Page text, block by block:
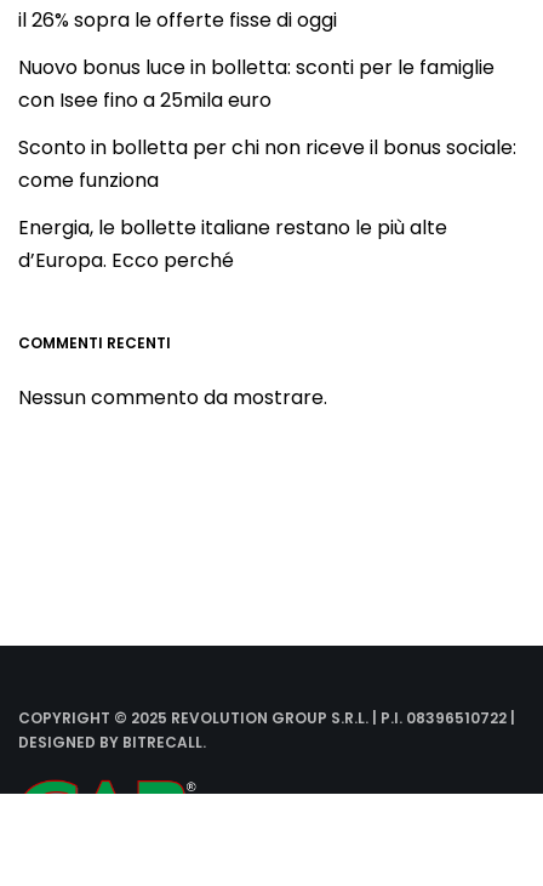
il 26% sopra le offerte fisse di oggi
Nuovo bonus luce in bolletta: sconti per le famiglie
con Isee fino a 25mila euro
Sconto in bolletta per chi non riceve il bonus sociale:
come funziona
Energia, le bollette italiane restano le più alte
d’Europa. Ecco perché
COMMENTI RECENTI
Nessun commento da mostrare.
COPYRIGHT © 2025 REVOLUTION GROUP S.R.L. | P.I. 08396510722 |
DESIGNED BY BITRECALL.